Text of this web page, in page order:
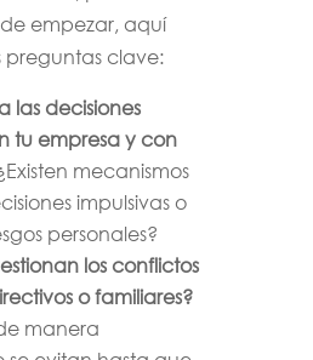
empezar, aquí
preguntas clave:
las decisiones
tu empresa y con
mecanismos
impulsivas o
personales?
los conflictos
o familiares?
manera